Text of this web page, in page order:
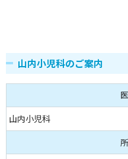
山内小児科のご案内
山内小児科